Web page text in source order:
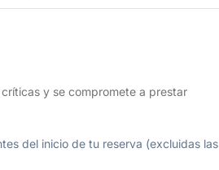
y se compromete a prestar
del inicio de tu reserva (excluidas las